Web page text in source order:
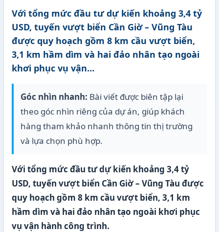
Với tổng mức đầu tư dự kiến khoảng 3,4 tỷ
USD, tuyến vượt biển Cần Giờ – Vũng Tàu
được quy hoạch gồm 8 km cầu vượt biển,
3,1 km hầm dìm và hai đảo nhân tạo ngoài
khơi phục vụ vận…
Góc nhìn nhanh: Bài viết được biên tập lại
theo góc nhìn riêng của dự án, giúp khách
hàng tham khảo nhanh thông tin thị trường
và lựa chọn phù hợp.
Với tổng mức đầu tư dự kiến khoảng 3,4 tỷ
USD, tuyến vượt biển Cần Giờ – Vũng Tàu được
quy hoạch gồm 8 km cầu vượt biển, 3,1 km
hầm dìm và hai đảo nhân tạo ngoài khơi phục
vụ vận hành công trình.